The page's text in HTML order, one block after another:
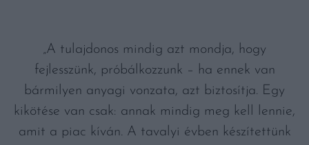
„A tulajdonos mindig azt mondja, hogy
fejlesszünk, próbálkozzunk – ha ennek van
bármilyen anyagi vonzata, azt biztosítja. Egy
kikötése van csak: annak mindig meg kell lennie,
amit a piac kíván. A tavalyi évben készítettünk